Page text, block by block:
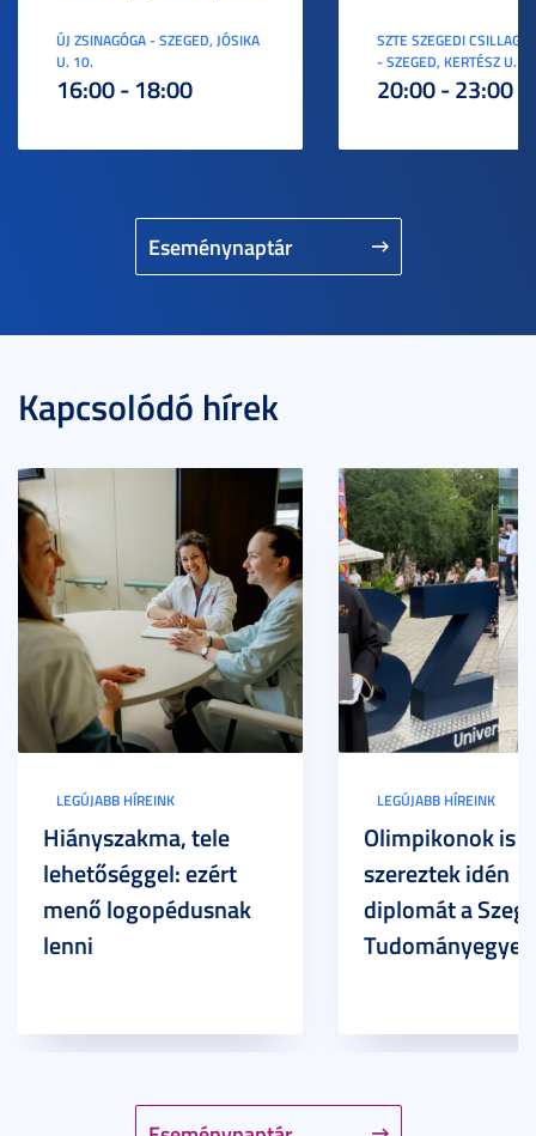
Eseménynaptár
ÚJ ZSINAGÓGA - SZEGED, JÓSIKA
U. 10.
16:00 - 18:00
SZTE SZEGEDI
- SZEGED, KERTÉSZ U. 3.
20:00 - 23:00
Kapcsolódó hírek
LEGÚJABB HÍREINK
Hiányszakma, tele
lehetőséggel: ezért
menő logopédusnak
lenni
LEGÚJABB HÍREINK
Olimpikonok is
szereztek idén
diplomát a